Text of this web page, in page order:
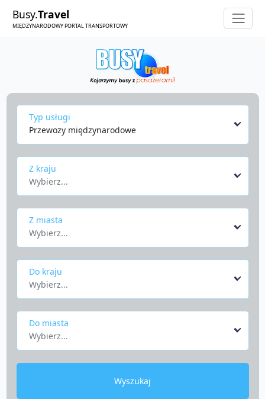
Busy.Travel
MIĘDZYNARODOWY PORTAL TRANSPORTOWY
Typ usługi
Przewozy międzynarodowe
Z kraju
Wybierz...
Z miasta
Wybierz...
Do kraju
Wybierz...
Do miasta
Wybierz...
Wyszukaj